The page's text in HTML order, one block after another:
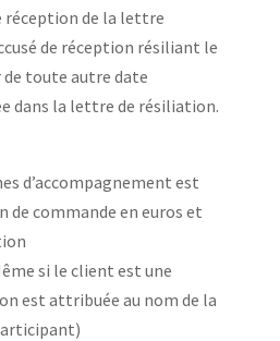
réception de la lettre
de réception résiliant le
toute autre date
dans la lettre de résiliation.
d’accompagnement est
de commande en euros et
si le client est une
est attribuée au nom de la